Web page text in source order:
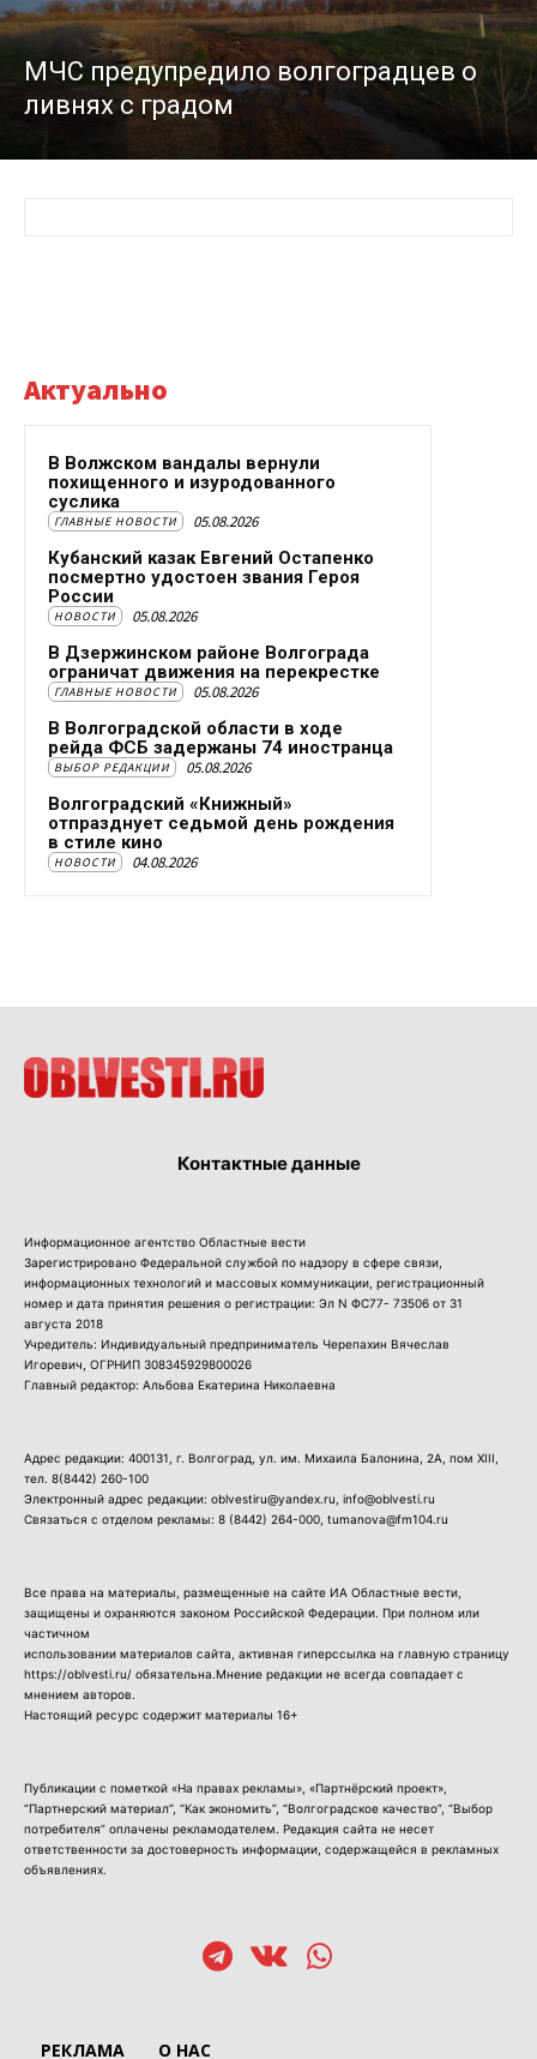
МЧС предупредило волгоградцев о
ливнях с градом
Актуально
В Волжском вандалы вернули
похищенного и изуродованного
суслика
ГЛАВНЫЕ НОВОСТИ 05.08.2026
Кубанский казак Евгений Остапенко
посмертно удостоен звания Героя
России
НОВОСТИ 05.08.2026
В Дзержинском районе Волгограда
ограничат движения на перекрестке
ГЛАВНЫЕ НОВОСТИ 05.08.2026
В Волгоградской области в ходе
рейда ФСБ задержаны 74 иностранца
ВЫБОР РЕДАКЦИИ 05.08.2026
Волгоградский «Книжный»
отпразднует седьмой день рождения
в стиле кино
НОВОСТИ 04.08.2026
Контактные данные
Информационное агентство Областные вести
Зарегистрировано Федеральной службой по надзору в сфере связи,
информационных технологий и массовых коммуникации, регистрационный
номер и дата принятия решения о регистрации: Эл N ФС77- 73506 от 31
августа 2018
Учредитель: Индивидуальный предприниматель Черепахин Вячеслав
Игоревич, ОГРНИП 308345929800026
Главный редактор: Альбова Екатерина Николаевна
Адрес редакции: 400131, г. Волгоград, ул. им. Михаила Балонина, 2А, пом XIII,
тел. 8(8442) 260-100
Электронный адрес редакции: oblvestiru@yandex.ru, info@oblvesti.ru
Связаться с отделом рекламы: 8 (8442) 264-000 , tumanova@fm104.ru
Все права на материалы, размещенные на сайте ИА Областные вести,
защищены и охраняются законом Российской Федерации. При полном или
частичном
использовании материалов сайта, активная гиперссылка на главную страницу
https://oblvesti.ru/ обязательна.Мнение редакции не всегда совпадает с
мнением авторов.
Настоящий ресурс содержит материалы 16+
Публикации с пометкой «На правах рекламы», «Партнёрский проект»,
“Партнерский материал”, “Как экономить”, “Волгоградское качество”, “Выбор
потребителя” оплачены рекламодателем. Редакция сайта не несет
ответственности за достоверность информации, содержащейся в рекламных
объявлениях.
РЕКЛАМА О НАС